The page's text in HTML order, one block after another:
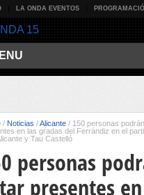
LA ONDA EVENTOS
/ Noticias /Alicante / 150 personas
en las gradas del Ferrándiz en el
y Tau Castelló
personas
presentes